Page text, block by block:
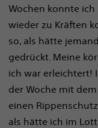
Wochen konnte
wieder zu Kräften
so, als hätte
gedrückt. Meine
ich war erleichtert!
der Woche mit
einen
als hätte ich im